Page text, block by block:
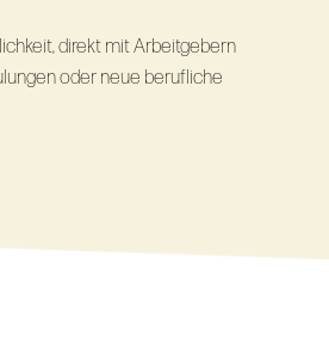
direkt mit Arbeitgebern
oder neue berufliche